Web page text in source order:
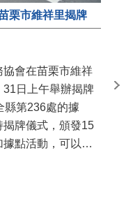
栗市維祥里揭牌
會在苗栗市維祥
日上午舉辦揭牌
縣第236處的據
牌儀式，頒發15
點活動，可以更
苗